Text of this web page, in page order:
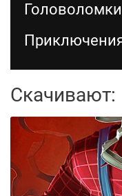
Головоломки
Скачивают: